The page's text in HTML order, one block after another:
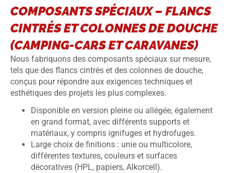
COMPOSANTS SPÉCIAUX – FLANCS
CINTRÉS ET COLONNES DE DOUCHE
(CAMPING-CARS ET CARAVANES)
Nous fabriquons des composants spéciaux sur mesure,
tels que des flancs cintrés et des colonnes de douche,
conçus pour répondre aux exigences techniques et
esthétiques des projets les plus complexes.
Disponible en version pleine ou allégée, également
en grand format, avec différents supports et
matériaux, y compris ignifuges et hydrofuges.
Large choix de finitions : unie ou multicolore,
différentes textures, couleurs et surfaces
décoratives (HPL, papiers, Alkorcell).